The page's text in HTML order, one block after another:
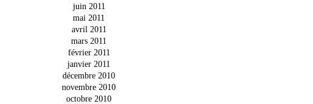
juin 2011
mai 2011
avril 2011
mars 2011
février 2011
janvier 2011
décembre 2010
novembre 2010
octobre 2010